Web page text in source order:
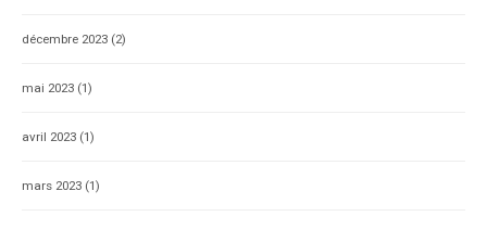
décembre 2023 (2)
mai 2023 (1)
avril 2023 (1)
mars 2023 (1)